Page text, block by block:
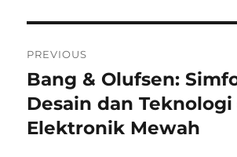
pos
PREVIOUS
Previous
post:
Bang & Olufsen:
Desain dan
Elektronik Mewah